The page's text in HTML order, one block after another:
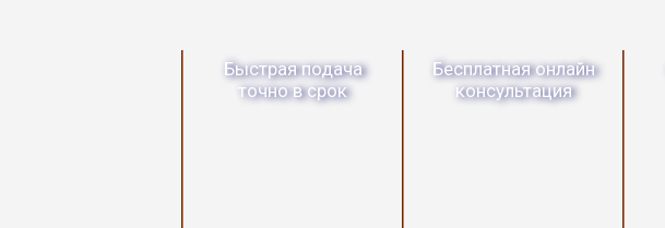
Быстрая подача
точно в срок
Бесплатная онлайн
консультация